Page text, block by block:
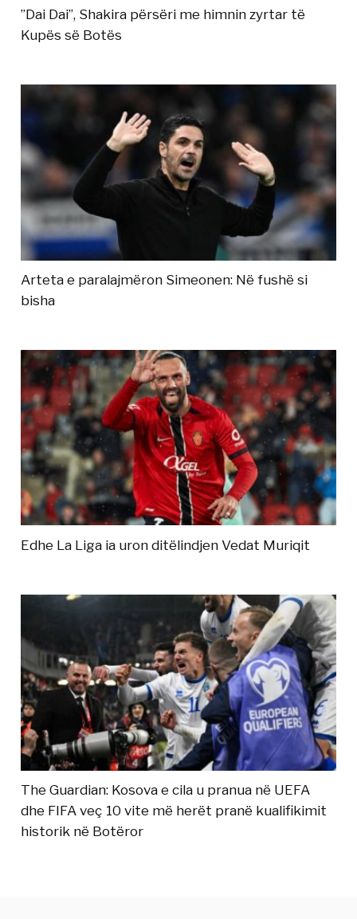
”Dai Dai”, Shakira përsëri me himnin zyrtar të
Kupës së Botës
Arteta e paralajmëron Simeonen: Në fushë si
bisha
Edhe La Liga ia uron ditëlindjen Vedat Muriqit
The Guardian: Kosova e cila u pranua në UEFA
dhe FIFA veç 10 vite më herët pranë kualifikimit
historik në Botëror